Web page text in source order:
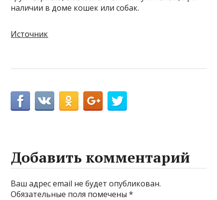
наличии в доме кошек или собак.
Источник
Добавить комментарий
Ваш адрес email не будет опубликован.
Обязательные поля помечены*